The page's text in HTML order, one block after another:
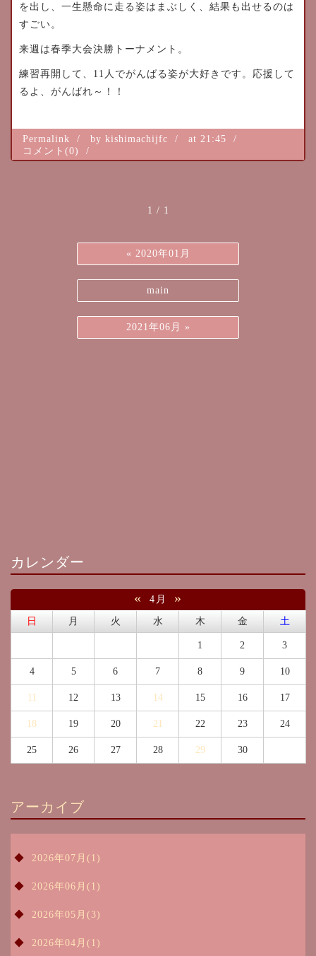
を出し、一生懸命に走る姿はまぶしく、結果も出せるのは
すごい。
来週は春季大会決勝トーナメント。
練習再開して、11人でがんばる姿が大好きです。応援して
るよ、がんばれ～！！
Permalink by kishimachijfc
at 21:45
コメント(0)
1 / 1
« 2020年01月
main
2021年06月 »
カレンダー
« 4月 »
日 月 火 水 木 金 土
1 2 3
4 5 6 7 8 9 10
11 12 13 14 15 16 17
18 19 20 21 22 23 24
25 26 27 28 29 30
アーカイブ
2026年07月(1)
2026年06月(1)
2026年05月(3)
2026年04月(1)